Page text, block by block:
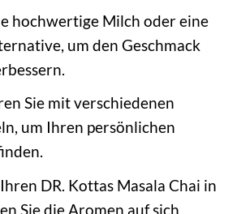
hochwertige Milch oder eine
um den Geschmack
Sie mit verschiedenen
um Ihren persönlichen
DR. Kottas Masala Chai in
Sie die Aromen auf sich